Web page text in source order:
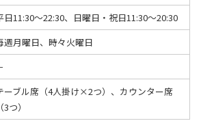
日11:30～22:30、日曜日・祝日11:30～20:30
週月曜日、時々火曜日
ーブル席（4人掛け×2つ）、カウンター席
（3つ）